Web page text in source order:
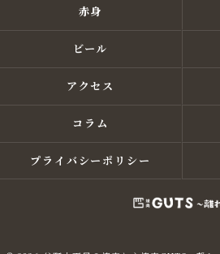
赤身
ビール
アクセス
コラム
プライバシーポリシー